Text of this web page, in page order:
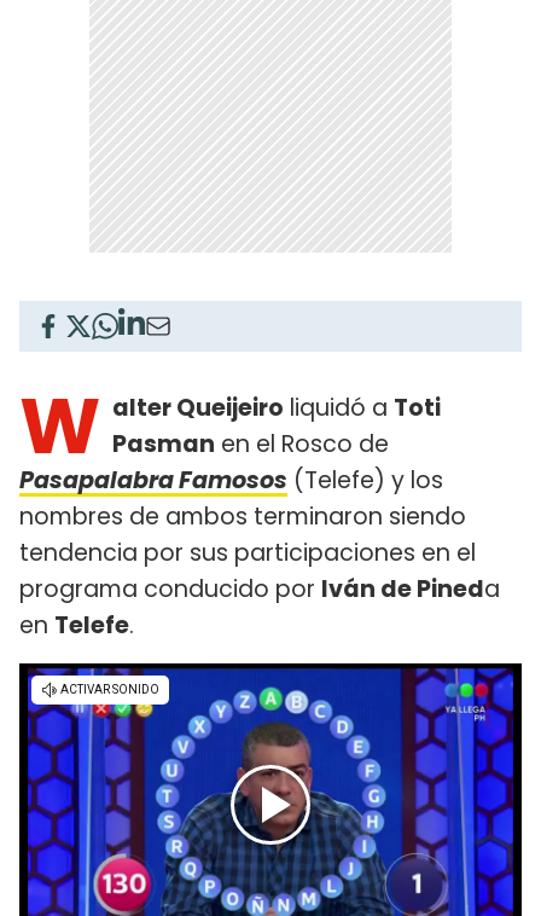
W alter Queijeiro liquidó a Toti
Pasman en el Rosco de
Pasapalabra Famosos (Telefe) y los
nombres de ambos terminaron siendo
tendencia por sus participaciones en el
programa conducido por Iván de Pineda
en Telefe.